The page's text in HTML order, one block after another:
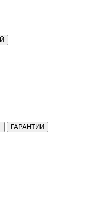
ГАРАНТИИ